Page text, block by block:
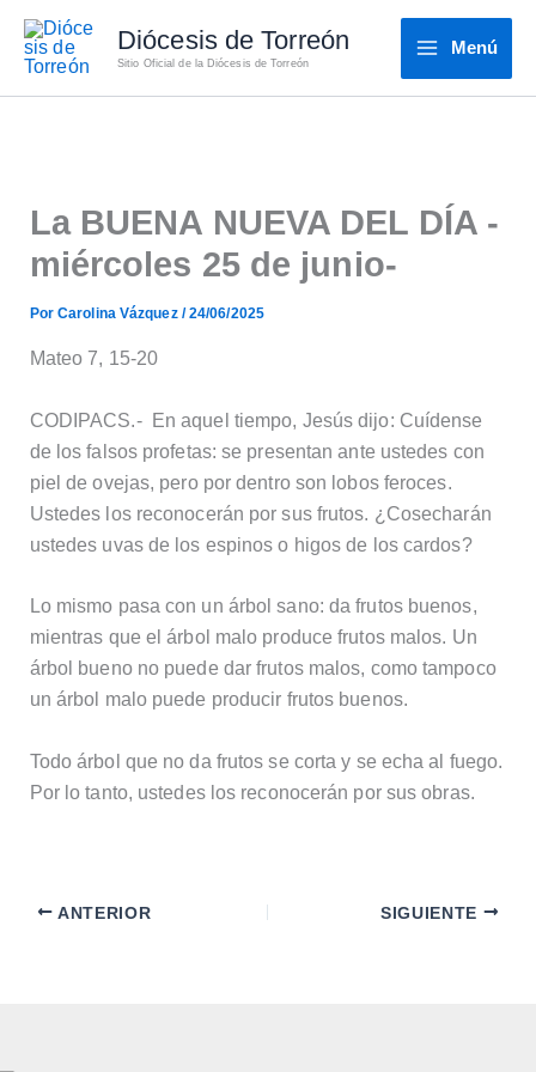
contenido
Diócesis de Torreón
Sitio Oficial de la Diócesis de Torreón
Menú
La BUENA NUEVA DEL DÍA -
miércoles 25 de junio-
PorCarolina Vázquez /24/06/2025
Mateo 7, 15-20
CODIPACS.- En aquel tiempo, Jesús dijo: Cuídense
de los falsos profetas: se presentan ante ustedes con
piel de ovejas, pero por dentro son lobos feroces.
Ustedes los reconocerán por sus frutos. ¿Cosecharán
ustedes uvas de los espinos o higos de los cardos?
Lo mismo pasa con un árbol sano: da frutos buenos,
mientras que el árbol malo produce frutos malos. Un
árbol bueno no puede dar frutos malos, como tampoco
un árbol malo puede producir frutos buenos.
Todo árbol que no da frutos se corta y se echa al fuego.
Por lo tanto, ustedes los reconocerán por sus obras.
ANTERIOR SIGUIENTE